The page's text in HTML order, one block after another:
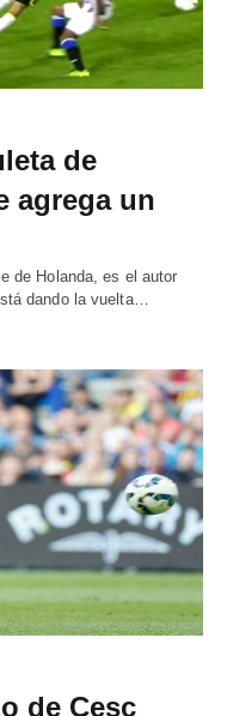
de
agrega un
de Holanda, es el autor
dando la vuelta…
de Cesc